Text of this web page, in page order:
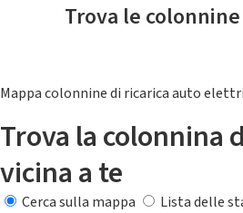
Trova le
Mappa colonnine di ricarica auto
Trova la colonnina
vicina a te
Cerca sulla mappa
Lista delle